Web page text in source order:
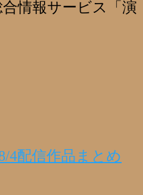
情報サービス「演
4配信作品まとめ